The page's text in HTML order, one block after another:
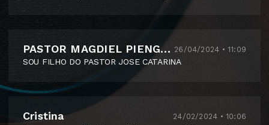
PASTOR MAGDIEL PIENGONDA 26/04/2024 • 11:09
SOU FILHO DO PASTOR JOSE CATARINA
Cristina 24/02/2024 • 10:06